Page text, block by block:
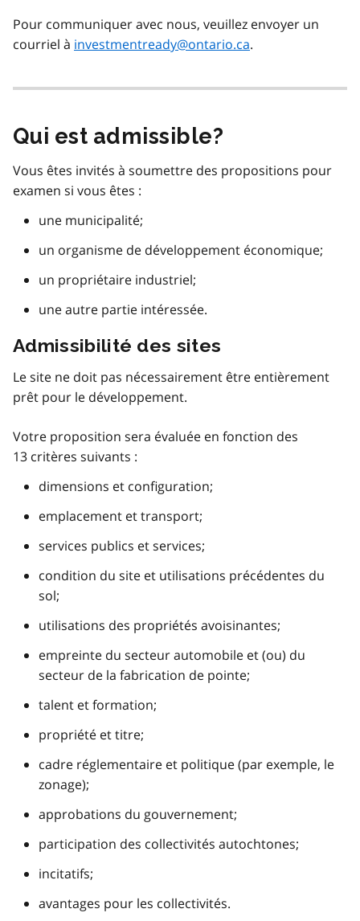
Pour communiquer avec nous, veuillez envoyer un
courriel à investmentready@ontario.ca.
Qui est admissible?
Vous êtes invités à soumettre des propositions pour
examen si vous êtes :
une municipalité;
un organisme de développement économique;
un propriétaire industriel;
une autre partie intéressée.
Admissibilité des sites
Le site ne doit pas nécessairement être entièrement
prêt pour le développement.
Votre proposition sera évaluée en fonction des
13 critères suivants :
dimensions et configuration;
emplacement et transport;
services publics et services;
condition du site et utilisations précédentes du
sol;
utilisations des propriétés avoisinantes;
empreinte du secteur automobile et (ou) du
secteur de la fabrication de pointe;
talent et formation;
propriété et titre;
cadre réglementaire et politique (par exemple, le
zonage);
approbations du gouvernement;
participation des collectivités autochtones;
incitatifs;
avantages pour les collectivités.